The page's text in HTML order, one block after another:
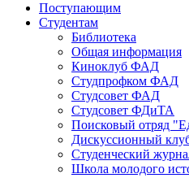
Поступающим
Студентам
Библиотека
Общая информация
Киноклуб ФАД
Студпрофком ФАД
Студсовет ФАД
Студсовет ФДиТА
Поисковый отряд
Дискуссионный
Студенческий
Школа молодого